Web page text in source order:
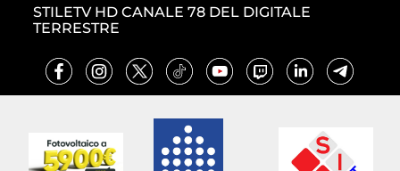
STILETV HD CANALE 78 DEL DIGITALE
TERRESTRE